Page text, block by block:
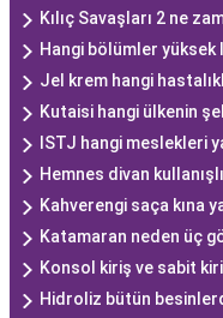
Kılıç Savaşları 2 ne
Hangi bölümler yüksek
Jel krem hangi
Kutaisi hangi ülkenin
ISTJ hangi meslekleri
Hemnes divan
Kahverengi saça kına
Katamaran neden üç
Konsol kiriş ve sabit
Hidroliz bütün